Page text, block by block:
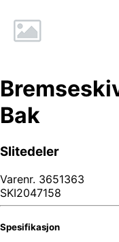
Bak
Slitedeler
Varenr. 3651363
SKI2047158
Spesifikasjon